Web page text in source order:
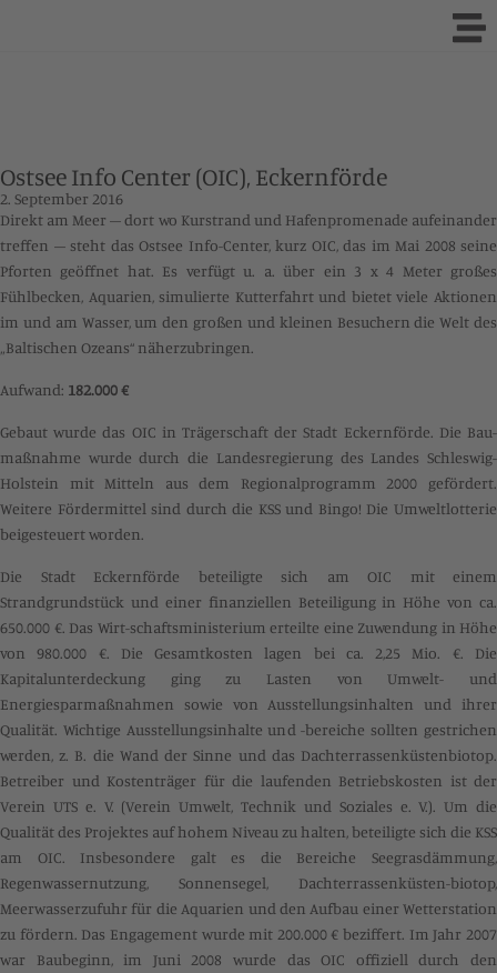
Ostsee Info Center (OIC), Eckernförde
2. September 2016
Direkt am Meer – dort wo Kurstrand und Hafenpromenade aufeinander
treffen – steht das Ostsee Info-Center, kurz OIC, das im Mai 2008 seine
Pforten geöffnet hat. Es verfügt u. a. über ein 3 x 4 Meter großes
Fühlbecken, Aquarien, simulierte Kutterfahrt und bietet viele Aktionen
im und am Wasser, um den großen und kleinen Besuchern die Welt des
„Baltischen Ozeans“ näherzubringen.
Aufwand: 182.000 €
Gebaut wurde das OIC in Trägerschaft der Stadt Eckernförde. Die Bau-
maßnahme wurde durch die Landesregierung des Landes Schleswig-
Holstein mit Mitteln aus dem Regionalprogramm 2000 gefördert.
Weitere Fördermittel sind durch die KSS und Bingo! Die Umweltlotterie
beigesteuert worden.
Die Stadt Eckernförde beteiligte sich am OIC mit einem
Strandgrundstück und einer finanziellen Beteiligung in Höhe von ca.
650.000 €. Das Wirt-schaftsministerium erteilte eine Zuwendung in Höhe
von 980.000 €. Die Gesamtkosten lagen bei ca. 2,25 Mio. €. Die
Kapitalunterdeckung ging zu Lasten von Umwelt- und
Energiesparmaßnahmen sowie von Ausstellungsinhalten und ihrer
Qualität. Wichtige Ausstellungsinhalte und -bereiche sollten gestrichen
werden, z. B. die Wand der Sinne und das Dachterrassenküstenbiotop.
Betreiber und Kostenträger für die laufenden Betriebskosten ist der
Verein UTS e. V. (Verein Umwelt, Technik und Soziales e. V.). Um die
Qualität des Projektes auf hohem Niveau zu halten, beteiligte sich die KSS
am OIC. Insbesondere galt es die Bereiche Seegrasdämmung,
Regenwassernutzung, Sonnensegel, Dachterrassenküsten-biotop,
Meerwasserzufuhr für die Aquarien und den Aufbau einer Wetterstation
zu fördern. Das Engagement wurde mit 200.000 € beziffert. Im Jahr 2007
war Baubeginn, im Juni 2008 wurde das OIC offiziell durch den